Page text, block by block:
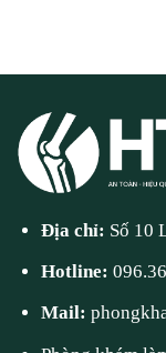
Địa chỉ: Số 10
Hotline:
Mail: